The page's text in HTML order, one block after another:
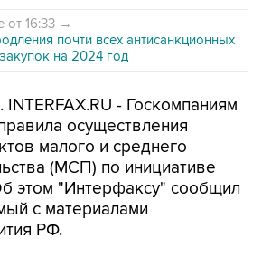
от 16:33 →
почти всех антисанкционных
на 2024 год
- Госкомпаниям
осуществления
малого и среднего
(МСП) по инициативе
этом "Интерфаксу" сообщил
с материалами
РФ.